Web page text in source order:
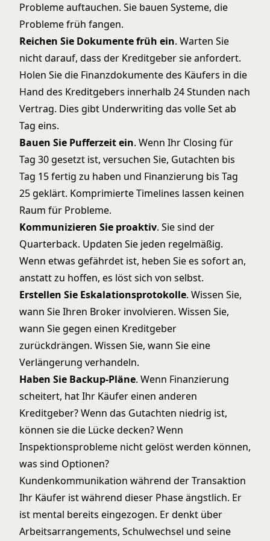
Probleme auftauchen. Sie bauen Systeme, die
Probleme früh fangen.
Reichen Sie Dokumente früh ein. Warten Sie
nicht darauf, dass der Kreditgeber sie anfordert.
Holen Sie die Finanzdokumente des Käufers in die
Hand des Kreditgebers innerhalb 24 Stunden nach
Vertrag. Dies gibt Underwriting das volle Set ab
Tag eins.
Bauen Sie Pufferzeit ein. Wenn Ihr Closing für
Tag 30 gesetzt ist, versuchen Sie, Gutachten bis
Tag 15 fertig zu haben und Finanzierung bis Tag
25 geklärt. Komprimierte Timelines lassen keinen
Raum für Probleme.
Kommunizieren Sie proaktiv. Sie sind der
Quarterback. Updaten Sie jeden regelmäßig.
Wenn etwas gefährdet ist, heben Sie es sofort an,
anstatt zu hoffen, es löst sich von selbst.
Erstellen Sie Eskalationsprotokolle. Wissen Sie,
wann Sie Ihren Broker involvieren. Wissen Sie,
wann Sie gegen einen Kreditgeber
zurückdrängen. Wissen Sie, wann Sie eine
Verlängerung verhandeln.
Haben Sie Backup-Pläne. Wenn Finanzierung
scheitert, hat Ihr Käufer einen anderen
Kreditgeber? Wenn das Gutachten niedrig ist,
können sie die Lücke decken? Wenn
Inspektionsprobleme nicht gelöst werden können,
was sind Optionen?
Kundenkommunikation während der Transaktion
Ihr Käufer ist während dieser Phase ängstlich. Er
ist mental bereits eingezogen. Er denkt über
Arbeitsarrangements, Schulwechsel und seine